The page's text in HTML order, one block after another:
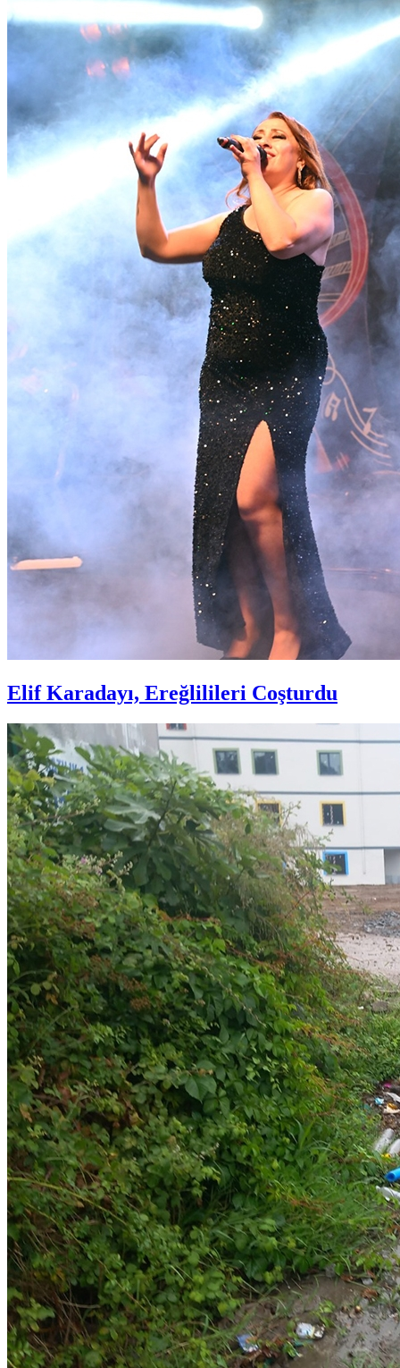
Elif Karadayı, Ereğlilileri Coşturdu